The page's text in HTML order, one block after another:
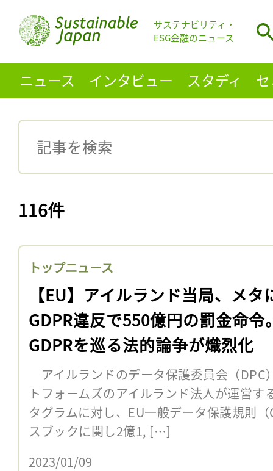
サステナビリティ・
ESG金融のニュース
ニュース インタビュー スタディ
116件
トップニュース
【EU】アイルランド当局、メタ
GDPR違反で550億円の罰金命令
GDPRを巡る法的論争が熾烈化
アイルランドのデータ保護委員会（DPC
トフォームズのアイルランド法人が運営
タグラムに対し、EU一般データ保護規則
スブックに関し2億1, […]
2023/01/09